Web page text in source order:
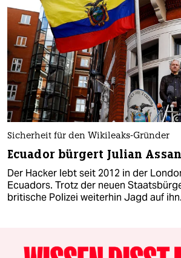
Sicherheit für den Wikileaks-Gründer
Ecuador bürgert Julian
Der Hacker lebt seit 2012 in der
Ecuadors. Trotz der neuen
britische Polizei weiterhin Jagd auf ihn.